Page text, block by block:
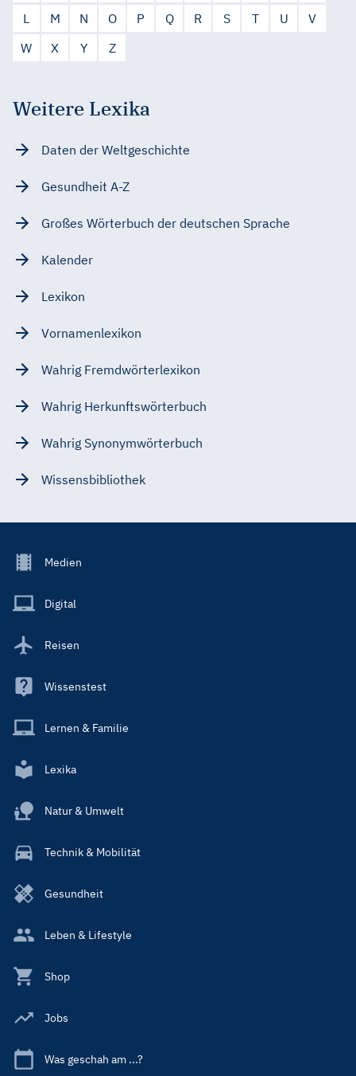
L
M N O P Q R S T U
V
W
X Y Z
Weitere Lexika
Daten der Weltgeschichte
Gesundheit A-Z
Großes Wörterbuch der deutschen Sprache
Kalender
Lexikon
Vornamenlexikon
Wahrig Fremdwörterlexikon
Wahrig Herkunftswörterbuch
Wahrig Synonymwörterbuch
Wissensbibliothek
Footer
Main
Medien
Digital
Reisen
Wissenstest
Lernen & Familie
Lexika
Natur & Umwelt
Technik & Mobilität
Gesundheit
Leben & Lifestyle
Shop
Jobs
Was geschah am ...?